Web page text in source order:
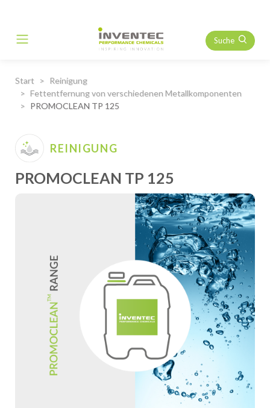
Main Navigation Suche
Start
Reinigung
Fettentfernung von verschiedenen Metallkomponenten
PROMOCLEAN TP 125
REINIGUNG
PROMOCLEAN TP 125